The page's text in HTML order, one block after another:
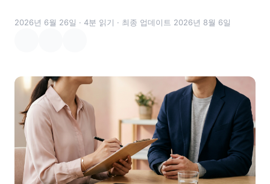
2026년 6월 26일 · 4분 읽기 · 최종 업데이트 2026년 8월 6일